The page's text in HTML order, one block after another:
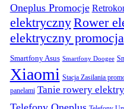
Oneplus Promocje
elektrycznyRower
elektryczny promocja
Smartfony Asus Smartfony Doogee
Xiaomi Stacja Zasilania
panelami Tanie rowery